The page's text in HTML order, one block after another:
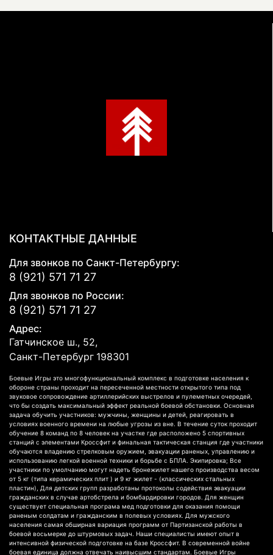
КОНТАКТНЫЕ ДАННЫЕ
Для звонков по Санкт-Петербургу:
8 (921) 571 71 27
Для звонков по России:
8 (921) 571 71 27
Адрес:
Гатчинское ш., 52,
Санкт-Петербург 198301
Боевые Игры это многофункциональный комплекс в подготовке населения к
обороне страны проходит на пересеченной местности открытого типа под
звуковое сопровождение артиллерийских выстрелов и пулеметных очередей,
что бы создать максимальный эффект реальной боевой обстановки. Основная
задача обучить участников: мужчины, женщины и детей, реагировать в
условиях военного времени на любые угрозы из вне. В течение суток проходит
обучение 8 команд по 8 человек на участке где расположено 5 спортивных
станций с элементами Кроссфит и финальная тактическая станция где участники
обучаются владению стрелковым оружием, эвакуации раненых, управлению и
использованию легкой военной техники и борьбе с БПЛА. Экипировка; Все
участники по умолчанию могут надеть бронежилет нашего производства весом
от 5 кг (типа керамических плит ) и 9 кг жилет - (классических стальных
пластин), Для детских групп разработаны протоколы содействия эвакуации
гражданских в случае артобстрела и бомбардировки городов. Для женщин
существует специальная програма мед подготовки для оказания помощи
раненым солдатам и гражданским в полевых условиях. Для мужского
населения самая обширная вариация программ от Партизанской работы в
боевой восьмерке до штурмовых задач. Наши специалисты имеют опыт в
интенсивной физической подготовке на базе Кроссфит. В современной войне
боевая единица должна отвечать наивысшим стандартам. Боевые Игры